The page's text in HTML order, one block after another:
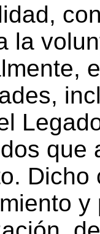
la
que
Dicho